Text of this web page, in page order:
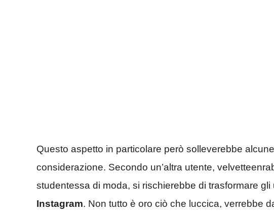
Questo aspetto in particolare però solleverebbe
considerazione. Secondo un’altra utente,
studentessa di moda, si rischierebbe di trasformare gli
Instagram. Non tutto è oro ciò che luccica, verrebbe